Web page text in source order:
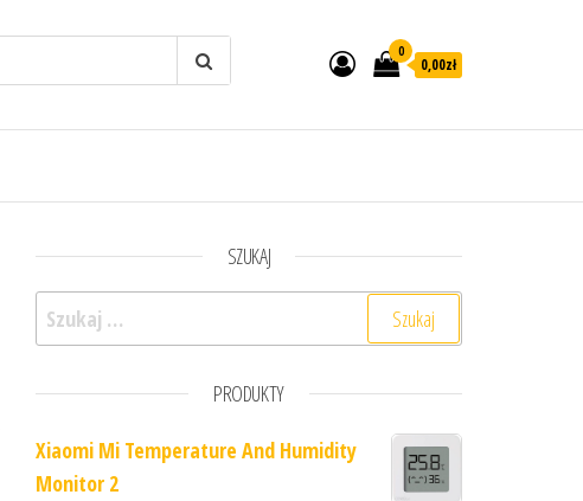
0
0,00zł
SZUKAJ
Szukaj:
PRODUKTY
Xiaomi Mi Temperature And Humidity
Monitor 2